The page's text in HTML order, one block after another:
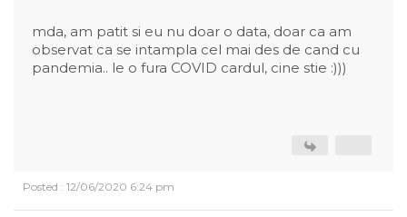
mda, am patit si eu nu doar o data, doar ca am
observat ca se intampla cel mai des de cand cu
pandemia.. le o fura COVID cardul, cine stie :)))
Posted : 12/06/2020 6:24 pm